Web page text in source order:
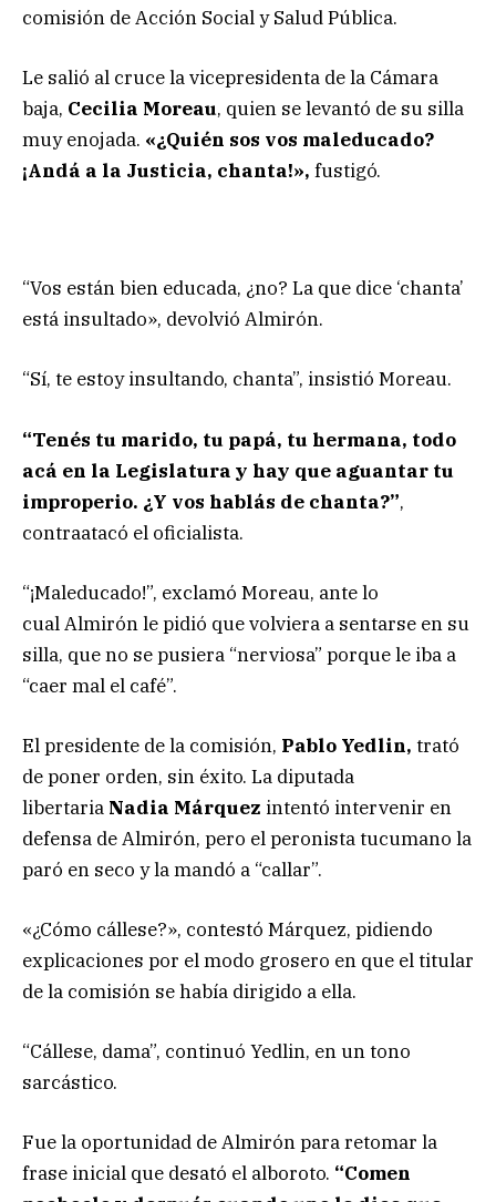
comisión de Acción Social y Salud Pública.
Le salió al cruce la vicepresidenta de la Cámara
baja, Cecilia Moreau, quien se levantó de su silla
muy enojada. «¿Quién sos vos maleducado?
¡Andá a la Justicia, chanta!», fustigó.
“Vos están bien educada, ¿no? La que dice ‘chanta’
está insultado», devolvió Almirón.
“Sí, te estoy insultando, chanta”, insistió Moreau.
“Tenés tu marido, tu papá, tu hermana, todo
acá en la Legislatura y hay que aguantar tu
improperio. ¿Y vos hablás de chanta?”,
contraatacó el oficialista.
“¡Maleducado!”, exclamó Moreau, ante lo
cual Almirón le pidió que volviera a sentarse en su
silla, que no se pusiera “nerviosa” porque le iba a
“caer mal el café”.
El presidente de la comisión, Pablo Yedlin, trató
de poner orden, sin éxito. La diputada
libertaria Nadia Márquez intentó intervenir en
defensa de Almirón, pero el peronista tucumano la
paró en seco y la mandó a “callar”.
«¿Cómo cállese?», contestó Márquez, pidiendo
explicaciones por el modo grosero en que el titular
de la comisión se había dirigido a ella.
“Cállese, dama”, continuó Yedlin, en un tono
sarcástico.
Fue la oportunidad de Almirón para retomar la
frase inicial que desató el alboroto. “Comen